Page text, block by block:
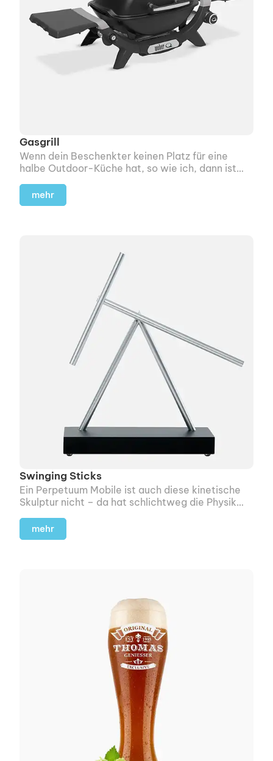
Gasgrill
Wenn dein Beschenkter keinen Platz für eine
halbe Outdoor-Küche hat, so wie ich, dann ist
der gerne grillt.
mehr
Swinging Sticks
Ein Perpetuum Mobile ist auch diese kinetische
Skulptur nicht – da hat schlichtweg die Physik
mehr